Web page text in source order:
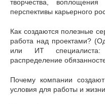
творчества,
перспективы карьерного
Как создаются полезные
работа над проектами?
или ИТ специалиста:
распределение
Почему компании
условия для работы и